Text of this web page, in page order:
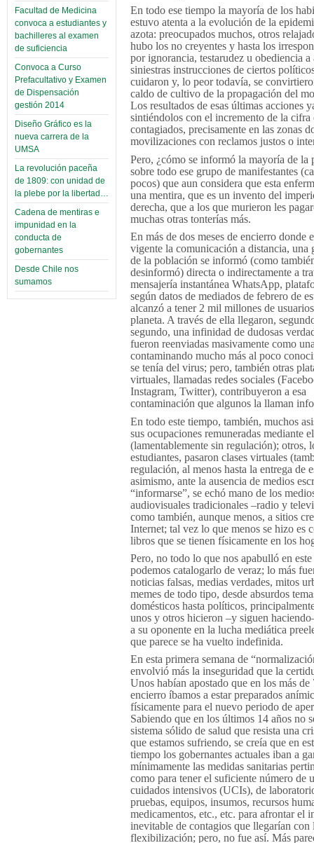
Facultad de Medicina
convoca a estudiantes y
bachilleres al examen
de suficiencia
Convoca a Curso
Prefacultativo y Examen
de Dispensación
gestión 2014
Diseño Gráfico es la
nueva carrera de la
UMSA
La revolución paceña
de 1809: con unidad de
la plebe por la libertad…
Cadena de mentiras e
impunidad en la
conducta de
gobernantes
Desde Chile nos
sumamos
En todo ese tiempo la mayoría de los
estuvo atenta a la evolución de la
azota: preocupados muchos, otros
hubo los no creyentes y hasta los
por ignorancia, testarudez u obediencia a
siniestras instrucciones de ciertos
cuidaron y, lo peor todavía, se
caldo de cultivo de la propagación del
Los resultados de esas últimas acciones
sintiéndolos con el incremento de la cifra
contagiados, precisamente en las zonas
movilizaciones con reclamos justos o
Pero, ¿cómo se informó la mayoría de la
sobre todo ese grupo de manifestantes
pocos) que aun considera que esta
una mentira, que es un invento del
derecha, que a los que murieron les
muchas otras tonterías más.
En más de dos meses de encierro donde
vigente la comunicación a distancia, una
de la población se informó (como
desinformó) directa o indirectamente a
mensajería instantánea WhatsApp,
según datos de mediados de febrero de
alcanzó a tener 2 mil millones de
planeta. A través de ella llegaron,
segundo, una infinidad de dudosas
fueron reenviadas masivamente como
contaminando mucho más al poco
se tenía del virus; pero, también otras
virtuales, llamadas redes sociales
Instagram, Twitter), contribuyeron a esa
contaminación que algunos la llaman
En todo este tiempo, también, muchos
sus ocupaciones remuneradas mediante
(lamentablemente sin regulación); otros,
estudiantes, pasaron clases virtuales
regulación, al menos hasta la entrega de
asimismo, ante la ausencia de medios
“informarse”, se echó mano de los
audiovisuales tradicionales –radio y
como también, aunque menos, a sitios
Internet; tal vez lo que menos se hizo es
libros que se tienen físicamente en los
Pero, no todo lo que nos apabulló en
podemos catalogarlo de veraz; lo más
noticias falsas, medias verdades, mitos
memes de todo tipo, desde absurdos
domésticos hasta políticos,
unos y otros hicieron –y siguen
a su oponente en la lucha mediática
que parece se ha vuelto indefinida.
En esta primera semana de
envolvió más la inseguridad que la
Unos habían apostado que en los más de
encierro íbamos a estar preparados
físicamente para el nuevo periodo de
Sabiendo que en los últimos 14 años no
sistema sólido de salud que resista una
que estamos sufriendo, se creía que en
tiempo los gobernantes actuales iban a
mínimamente las medidas sanitarias
como para tener el suficiente número de
cuidados intensivos (UCIs), de
pruebas, equipos, insumos, recursos
medicamentos, etc., etc. para afrontar el
inevitable de contagios que llegarían con
flexibilización; pero, no fue así. Más